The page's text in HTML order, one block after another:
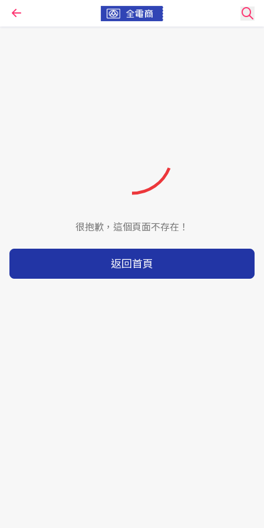
很抱歉，這個頁面不存在！
返回首頁